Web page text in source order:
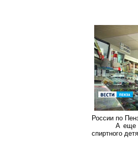
России по
А еще
спиртного